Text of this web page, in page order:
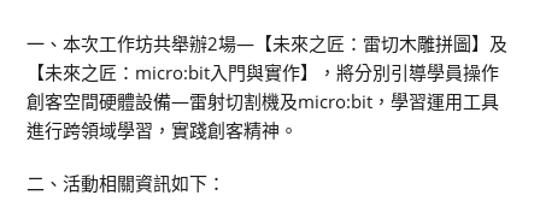
一、本次工作坊共舉辦2場—【未來之匠：雷切木雕拼圖】及
【未來之匠：micro:bit入門與實作】，將分別引導學員操作
創客空間硬體設備—雷射切割機及micro:bit，學習運用工具
進行跨領域學習，實踐創客精神。
二、活動相關資訊如下：